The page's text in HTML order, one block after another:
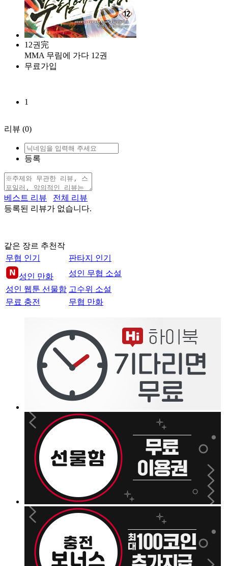
12권完
MMA 무림에 가다 12권
무료가입
1
리뷰 (0)
등록
베스트 리뷰
전체 리뷰
등록된 리뷰가 없습니다.
같은 장르 추천작
무협 인기
판타지 인기
성인 만화
성인 무협 소설
성인 웹툰 선물함 고수위 소설
무료 충전
무협 만화